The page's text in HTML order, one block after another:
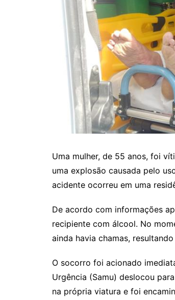
Uma mulher, de 55 anos, foi
uma explosão causada pelo
acidente ocorreu em uma
De acordo com informações
recipiente com álcool. No
ainda havia chamas,
O socorro foi acionado
Urgência (Samu) deslocou
na própria viatura e foi